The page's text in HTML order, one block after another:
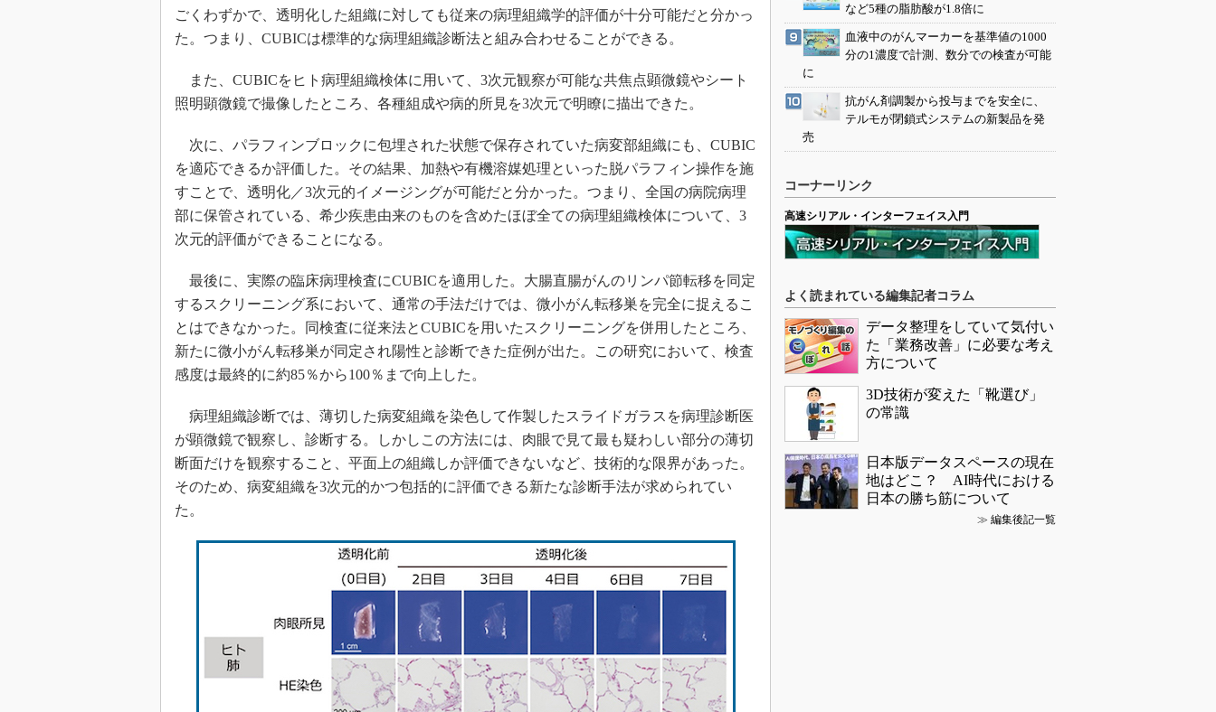
グローバル設計・開発
制御セキュリティ
ごくわずかで、透明化した組織に対しても従来の病理組織学的評価が十分可能だと分かっ
た。つまり、CUBICは標準的な病理組織診断法と組み合わせることができる。
また、CUBICをヒト病理組織検体に用いて、3次元観察が可能な共焦点顕微鏡やシート
照明顕微鏡で撮像したところ、各種組成や病的所見を3次元で明瞭に描出できた。
次に、パラフィンブロックに包埋された状態で保存されていた病変部組織にも、CUBIC
を適応できるか評価した。その結果、加熱や有機溶媒処理といった脱パラフィン操作を施
すことで、透明化／3次元的イメージングが可能だと分かった。つまり、全国の病院病理
部に保管されている、希少疾患由来のものを含めたほぼ全ての病理組織検体について、3
次元的評価ができることになる。
最後に、実際の臨床病理検査にCUBICを適用した。大腸直腸がんのリンパ節転移を同定
するスクリーニング系において、通常の手法だけでは、微小がん転移巣を完全に捉えるこ
とはできなかった。同検査に従来法とCUBICを用いたスクリーニングを併用したところ、
新たに微小がん転移巣が同定され陽性と診断できた症例が出た。この研究において、検査
感度は最終的に約85％から100％まで向上した。
病理組織診断では、薄切した病変組織を染色して作製したスライドガラスを病理診断医
が顕微鏡で観察し、診断する。しかしこの方法には、肉眼で見て最も疑わしい部分の薄切
断面だけを観察すること、平面上の組織しか評価できないなど、技術的な限界があった。
そのため、病変組織を3次元的かつ包括的に評価できる新たな診断手法が求められてい
た。
など5種の脂肪酸が1.8倍に
血液中のがんマーカーを基準値の1000
分の1濃度で計測、数分での検査が可能
に
抗がん剤調製から投与までを安全に、
テルモが閉鎖式システムの新製品を発
売
コーナーリンク
高速シリアル・インターフェイス入門
よく読まれている編集記者コラム
データ整理をしていて気付い
た「業務改善」に必要な考え
方について
3D技術が変えた「靴選び」
の常識
日本版データスペースの現在
地はどこ？ AI時代における
日本の勝ち筋について
≫ 編集後記一覧